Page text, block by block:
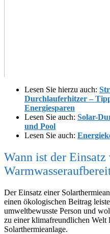
Lesen Sie hierzu auch:
Durchlauferhitzer –
Energiesparen
Lesen Sie auch: Solar-
und Pool
Lesen Sie auch:
Wann ist der
Der Einsatz einer
einen ökologischen Beitrag
umweltbewusste Person und
zu einer klimafreundlichen Welt
Solarthermieanlage.